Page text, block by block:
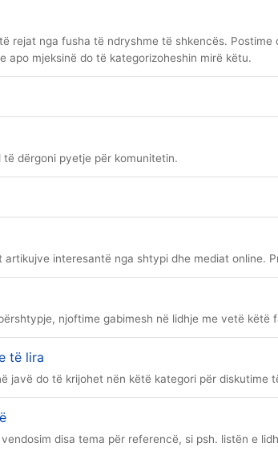
rejat nga fusha të ndryshme të shkencës.
apo mjeksinë do të kategorizoheshin mirë këtu.
të dërgoni pyetje për komunitetin.
artikujve interesantë nga shtypi dhe mediat online.
njoftime gabimesh në lidhje me vetë këtë
të lira
javë do të krijohet nën këtë kategori për diskutime
disa tema për referencë, si psh. listën e